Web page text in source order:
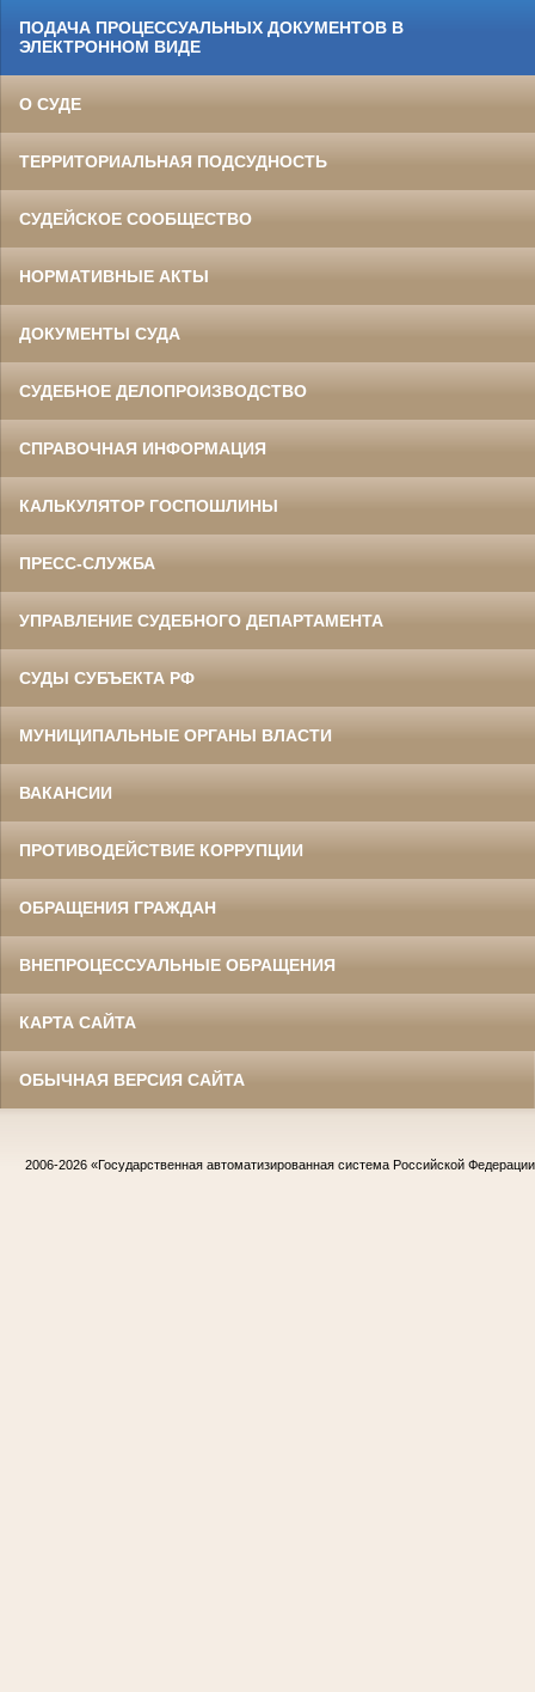
ПОДАЧА ПРОЦЕССУАЛЬНЫХ ДОКУМЕНТОВ В
ЭЛЕКТРОННОМ ВИДЕ
О СУДЕ
ТЕРРИТОРИАЛЬНАЯ ПОДСУДНОСТЬ
СУДЕЙСКОЕ СООБЩЕСТВО
НОРМАТИВНЫЕ АКТЫ
ДОКУМЕНТЫ СУДА
СУДЕБНОЕ ДЕЛОПРОИЗВОДСТВО
СПРАВОЧНАЯ ИНФОРМАЦИЯ
КАЛЬКУЛЯТОР ГОСПОШЛИНЫ
ПРЕСС-СЛУЖБА
УПРАВЛЕНИЕ СУДЕБНОГО ДЕПАРТАМЕНТА
СУДЫ СУБЪЕКТА РФ
МУНИЦИПАЛЬНЫЕ ОРГАНЫ ВЛАСТИ
ВАКАНСИИ
ПРОТИВОДЕЙСТВИЕ КОРРУПЦИИ
ОБРАЩЕНИЯ ГРАЖДАН
ВНЕПРОЦЕССУАЛЬНЫЕ ОБРАЩЕНИЯ
КАРТА САЙТА
ОБЫЧНАЯ ВЕРСИЯ САЙТА
2006-2026 «Государственная автоматизированная система Российской